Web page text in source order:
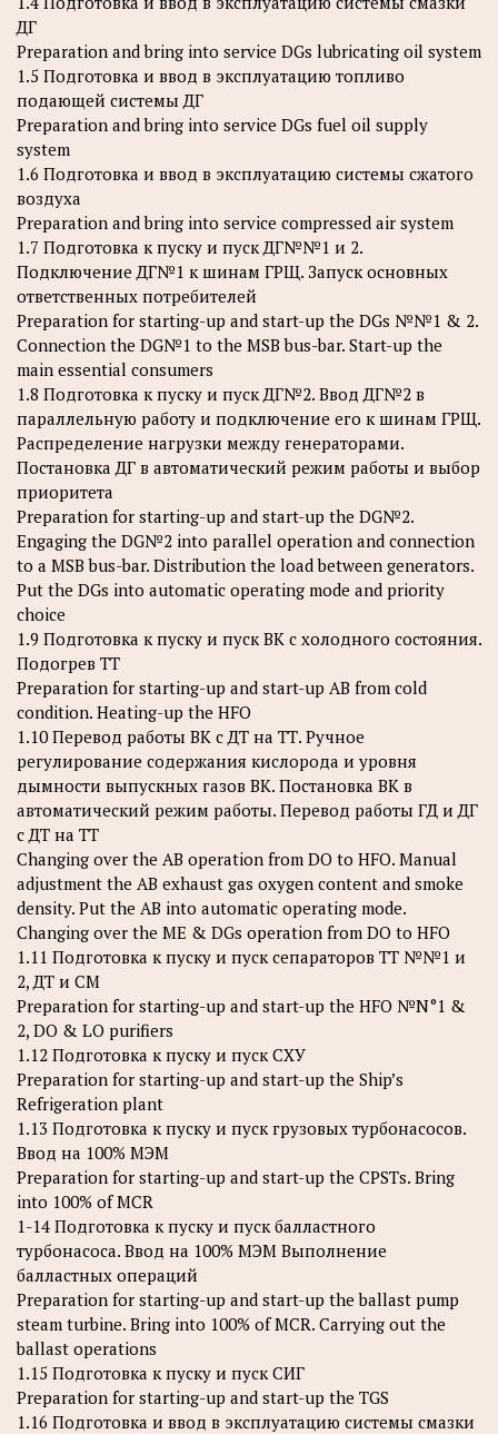
ДГ
Preparation and bring into service DGs lubricating oil system
1.5 Подготовка и ввод в эксплуатацию топливо
подающей системы ДГ
Preparation and bring into service DGs fuel oil supply
system
1.6 Подготовка и ввод в эксплуатацию системы сжатого
воздуха
Preparation and bring into service compressed air system
1.7 Подготовка к пуску и пуск ДГ№№1 и 2.
Подключение ДГ№1 к шинам ГРЩ. Запуск основных
ответственных потребителей
Preparation for starting-up and start-up the DGs №№1 & 2.
Connection the DG№1 to the MSB bus-bar. Start-up the
main essential consumers
1.8 Подготовка к пуску и пуск ДГ№2. Ввод ДГ№2 в
параллельную работу и подключение его к шинам ГРЩ.
Распределение нагрузки между генераторами.
Постановка ДГ в автоматический режим работы и выбор
приоритета
Preparation for starting-up and start-up the DG№2.
Engaging the DG№2 into parallel operation and connection
to a MSB bus-bar. Distribution the load between generators.
Put the DGs into automatic operating mode and priority
choice
1.9 Подготовка к пуску и пуск ВК с холодного состояния.
Подогрев ТТ
Preparation for starting-up and start-up AB from cold
condition. Heating-up the HFO
1.10 Перевод работы ВК с ДТ на ТТ. Ручное
регулирование содержания кислорода и уровня
дымности выпускных газов ВК. Постановка ВК в
автоматический режим работы. Перевод работы ГД и ДГ
с ДТ на ТТ
Changing over the AB operation from DO to HFO. Manual
adjustment the AB exhaust gas oxygen content and smoke
density. Put the AB into automatic operating mode.
Changing over the ME & DGs operation from DO to HFO
1.11 Подготовка к пуску и пуск сепараторов ТТ №№1 и
2, ДТ и СМ
Preparation for starting-up and start-up the HFO №N°1 &
2, DO & LO purifiers
1.12 Подготовка к пуску и пуск СХУ
Preparation for starting-up and start-up the Ship’s
Refrigeration plant
1.13 Подготовка к пуску и пуск грузовых турбонасосов.
Ввод на 100% МЭМ
Preparation for starting-up and start-up the CPSTs. Bring
into 100% of MCR
1-14 Подготовка к пуску и пуск балластного
турбонасоса. Ввод на 100% МЭМ Выполнение
балластных операций
Preparation for starting-up and start-up the ballast pump
steam turbine. Bring into 100% of MCR. Carrying out the
ballast operations
1.15 Подготовка к пуску и пуск СИГ
Preparation for starting-up and start-up the TGS
1.16 Подготовка и ввод в эксплуатацию системы смазки